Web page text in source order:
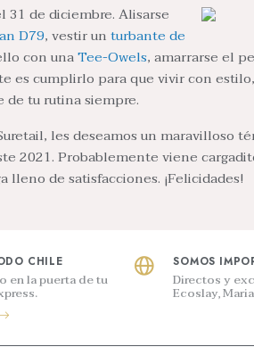
31 de diciembre. Alisarse
D79, vestir unturbante de
con unaTee-Owels, amarrarse el
es cumplirlo para que vivir con
de tu rutina siempre.
les deseamos un maravilloso
2021. Probablemente viene
lleno de satisfacciones. ¡Felicidades!
CHILE
en la puerta de tu
SOMOS
Directos y
Ecoslay,